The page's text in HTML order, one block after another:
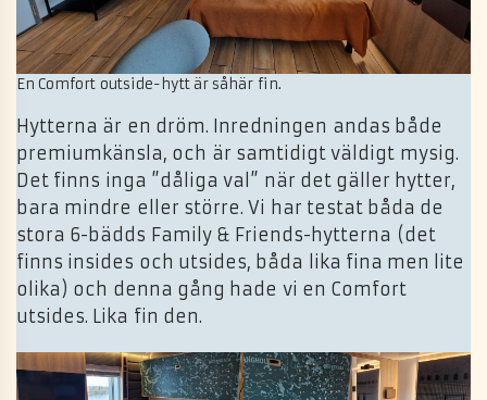
En Comfort outside-hytt är såhär fin.
Hytterna är en dröm. Inredningen andas både
premiumkänsla, och är samtidigt väldigt mysig.
Det finns inga ”dåliga val” när det gäller hytter,
bara mindre eller större. Vi har testat båda de
stora 6-bädds Family & Friends-hytterna (det
finns insides och utsides, båda lika fina men lite
olika) och denna gång hade vi en Comfort
utsides. Lika fin den.